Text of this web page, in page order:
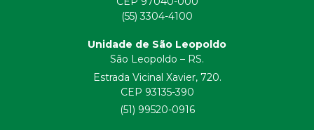
(55) 3304-4100
Unidade de São Leopoldo
São Leopoldo – RS.
Estrada Vicinal Xavier, 720.
CEP 93135-390
(51) 99520-0916